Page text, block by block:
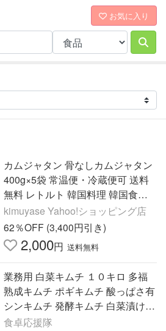
お気に入り
カムジャタン 骨なしカムジャタン
400g×5袋 常温便・冷蔵便可 送料
無料 レトルト 韓国料理 韓国食品
惣菜 鍋料理 スープ ピリ辛 旨辛 ギ
フト 爆買
kimuyase Yahoo!ショッピング店
62％OFF (3,400円引き)
2,000円 送料無料
業務用 白菜キムチ １０キロ 多福
熟成キムチ ポギキムチ 酸っぱさ有
シンキムチ 発酵キムチ 白菜漬け物
※秋冬、常温発送致します。
食卓応援隊